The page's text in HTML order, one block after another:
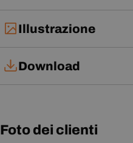
Illustrazione
Download
Manuale d'uso
Foto dei clienti